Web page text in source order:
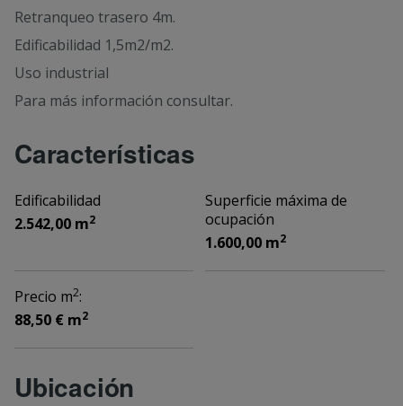
Retranqueo trasero 4m.
Edificabilidad 1,5m2/m2.
Uso industrial
Para más información consultar.
Características
Edificabilidad
2.542,00 m2
Superficie máxima de
ocupación
1.600,00 m2
Precio m2:
88,50 € m2
Ubicación